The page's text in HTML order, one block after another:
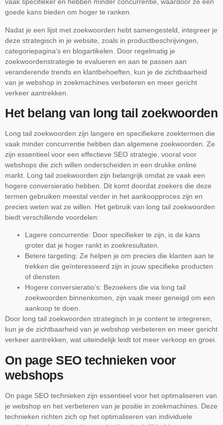
vaak specifieker en hebben minder concurrentie, waardoor ze een
goede kans bieden om hoger te ranken.
Nadat je een lijst met zoekwoorden hebt samengesteld, integreer je
deze strategisch in je website, zoals in productbeschrijvingen,
categoriepagina’s en blogartikelen. Door regelmatig je
zoekwoordenstrategie te evalueren en aan te passen aan
veranderende trends en klantbehoeften, kun je de zichtbaarheid
van je webshop in zoekmachines verbeteren en meer gericht
verkeer aantrekken.
Het belang van long tail zoekwoorden
Long tail zoekwoorden zijn langere en specifiekere zoektermen die
vaak minder concurrentie hebben dan algemene zoekwoorden. Ze
zijn essentieel voor een effectieve SEO strategie, vooral voor
webshops die zich willen onderscheiden in een drukke online
markt. Long tail zoekwoorden zijn belangrijk omdat ze vaak een
hogere conversieratio hebben. Dit komt doordat zoekers die deze
termen gebruiken meestal verder in het aankoopproces zijn en
precies weten wat ze willen. Het gebruik van long tail zoekwoorden
biedt verschillende voordelen:
Lagere concurrentie: Door specifieker te zijn, is de kans
groter dat je hoger rankt in zoekresultaten.
Betere targeting: Ze helpen je om precies die klanten aan te
trekken die geïnteresseerd zijn in jouw specifieke producten
of diensten.
Hogere conversieratio’s: Bezoekers die via long tail
zoekwoorden binnenkomen, zijn vaak meer geneigd om een
aankoop te doen.
Door long tail zoekwoorden strategisch in je content te integreren,
kun je de zichtbaarheid van je webshop verbeteren en meer gericht
verkeer aantrekken, wat uiteindelijk leidt tot meer verkoop en groei.
On page SEO technieken voor
webshops
On page SEO technieken zijn essentieel voor het optimaliseren van
je webshop en het verbeteren van je positie in zoekmachines. Deze
technieken richten zich op het optimaliseren van individuele